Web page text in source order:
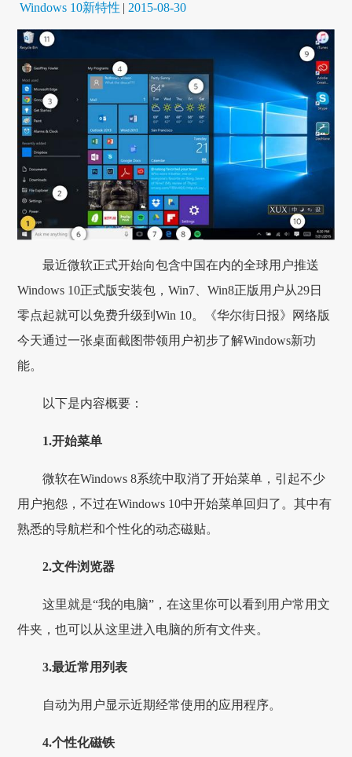
Windows 10新特性 | 2015-08-30
最近微软正式开始向包含中国在内的全球用户推送
Windows 10正式版安装包，Win7、Win8正版用户从29日
零点起就可以免费升级到Win 10。《华尔街日报》网络版
今天通过一张桌面截图带领用户初步了解Windows新功
能。
以下是内容概要：
1.开始菜单
微软在Windows 8系统中取消了开始菜单，引起不少
用户抱怨，不过在Windows 10中开始菜单回归了。其中有
熟悉的导航栏和个性化的动态磁贴。
2.文件浏览器
这里就是“我的电脑”，在这里你可以看到用户常用文
件夹，也可以从这里进入电脑的所有文件夹。
3.最近常用列表
自动为用户显示近期经常使用的应用程序。
4.个性化磁铁